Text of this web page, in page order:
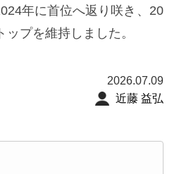
年に首位へ返り咲き、20
プを維持しました。
2026.07.09
近藤 益弘